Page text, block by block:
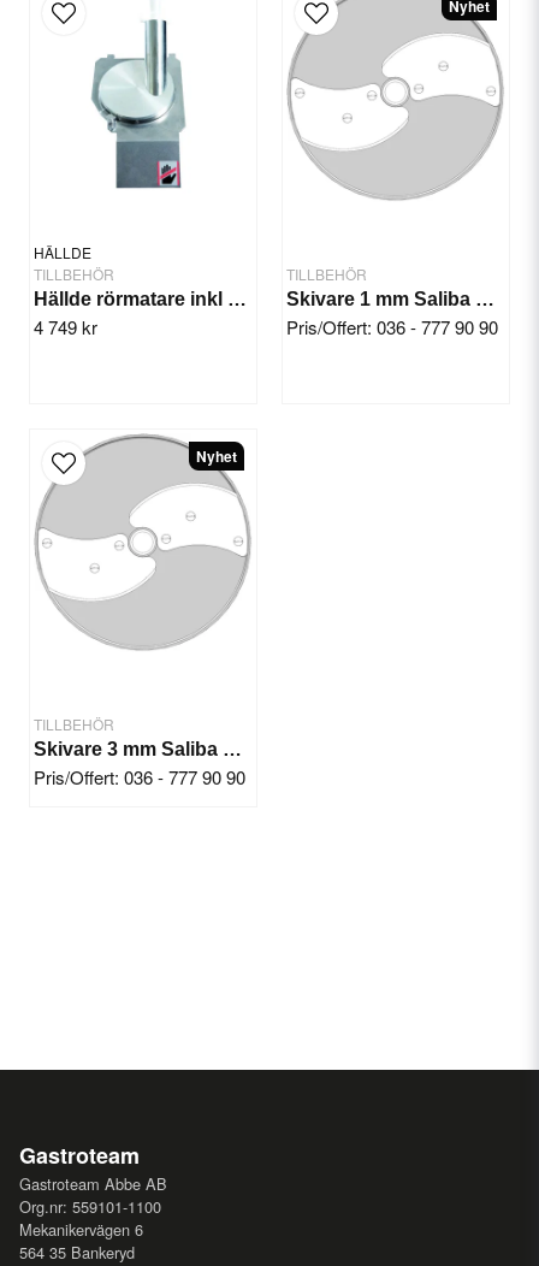
HÄLLDE
TILLBEHÖR
Hällde rörmatare inkl stöt
4 749 kr
TILLBEHÖR
Skivare 1 mm Saliba Chef KL50E
Pris/Offert: 036 - 777 90 90
Nyhet
TILLBEHÖR
Skivare 3 mm Saliba Chef KL50E
Pris/Offert: 036 - 777 90 90
Nyhet
email
E-postadress
Ja, ni får publicera min fråga
Gastroteam
Gastroteam Abbe AB
Org.nr: 559101-1100
Mekanikervägen 6
564 35 Bankeryd